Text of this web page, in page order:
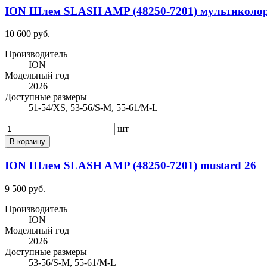
ION Шлем SLASH AMP (48250-7201)
10 600 руб.
Производитель
ION
Модельный год
2026
Доступные размеры
51-54/XS, 53-56/S-M, 55-61/M-L
шт
В корзину
ION Шлем SLASH AMP (48250-7201) mustard 26
9 500 руб.
Производитель
ION
Модельный год
2026
Доступные размеры
53-56/S-M, 55-61/M-L